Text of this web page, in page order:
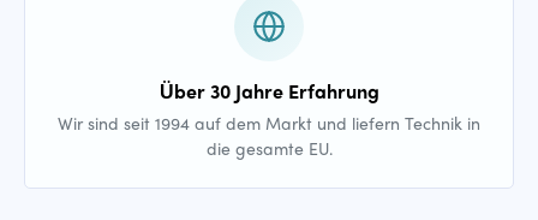
Über 30 Jahre Erfahrung
Wir sind seit 1994 auf dem Markt und liefern Technik in
die gesamte EU.